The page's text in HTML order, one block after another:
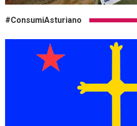
#ConsumiAsturiano